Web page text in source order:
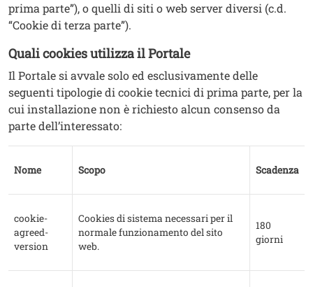
prima parte”), o quelli di siti o web server diversi (c.d.
“Cookie di terza parte”).
Quali cookies utilizza il Portale
Il Portale si avvale solo ed esclusivamente delle
seguenti tipologie di cookie tecnici di prima parte, per la
cui installazione non è richiesto alcun consenso da
parte dell’interessato:
Nome Scopo Scadenza
cookie-
agreed-
version
Cookies di sistema necessari per il
normale funzionamento del sito
web.
180
giorni